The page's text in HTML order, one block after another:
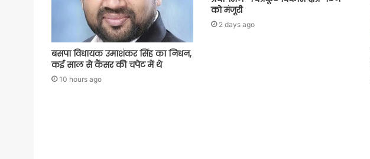
बसपा विधायक उमाशंकर सिंह का निधन,
कई साल से कैंसर की चपेट में थे
10 hours ago
को मंजूरी
2 days ago